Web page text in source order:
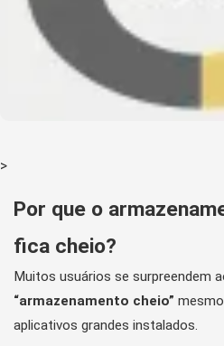
>
Por que o
fica cheio?
Muitos usuários se surpreendem
“armazenamento cheio”
aplicativos grandes instalados.